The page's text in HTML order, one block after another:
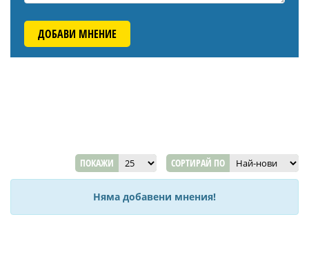
ДОБАВИ МНЕНИЕ
ПОКАЖИ СОРТИРАЙ ПО
Няма добавени мнения!